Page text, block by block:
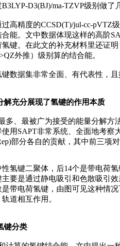
D3(BJ)/ma-TZVP级别做
高精度的CCSD(T)/jul-cc-pVTZ
能。文中数据体现这样的高阶
键。在此文的补充材料里还证
外推）级别算的结合能。
数据集非常全面、有代表性，
解充分展现了氢键的作用本质
多、最被广为接受的能量分解
用SAPT非常系统、全面地考察
部分各自的贡献，其中前三项
性氢键二聚体，后14个是带电荷
要是通过静电吸引和色散吸引
带电荷氢键，由图可见这种情
道相互作用。
键分类